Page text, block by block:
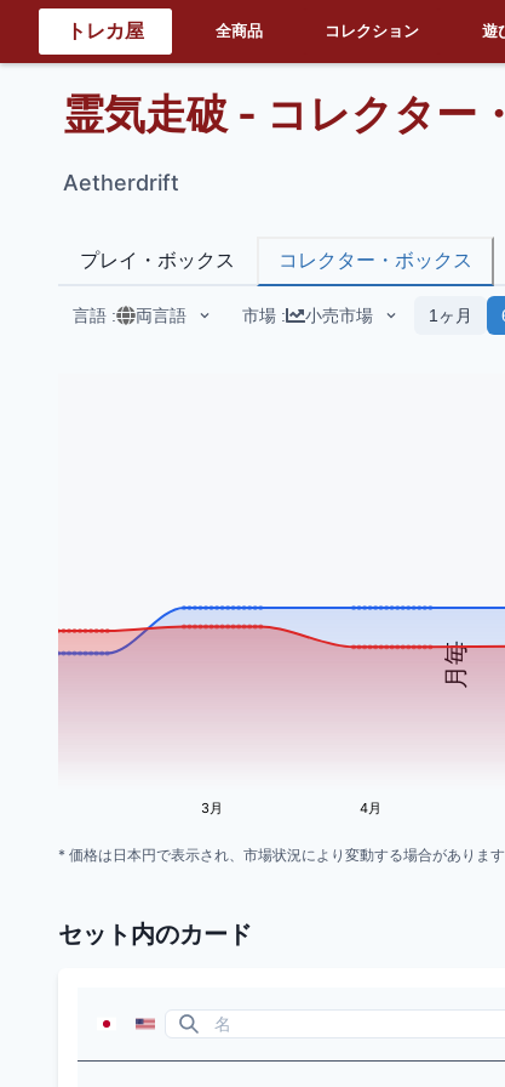
トレカ屋 全商品 コレクション 遊
霊気走破 - コレクター
Aetherdrift
プレイ・ボックス コレクター・ボックス
言語 : 両言語 市場 : 小売市場 1ヶ月
月毎
3月 4月
* 価格は日本円で表示され、市場状況により変動する場合があります
セット内のカード